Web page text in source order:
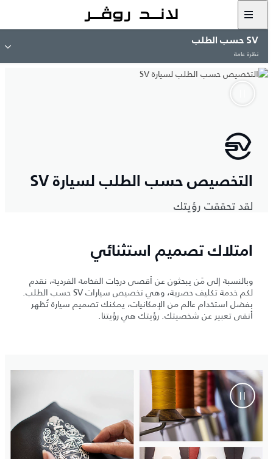
SV حسب الطلب
نظرة عامة
التخصيص حسب الطلب لسيارة SV
لقد تحققت رؤيتك
امتلاك تصميم استثنائي
وبالنسبة إلى مَن يبحثون عن أقصى درجات الفخامة الفردية، نقدم
لكم خدمة تكليف حصرية، وهي تخصيص سيارات SV حسب الطلب.
بفضل استخدام عالم من الإمكانيات، يمكنك تصميم سيارة تُظهر
أنقى تعبير عن شخصيتك. رؤيتك هي رؤيتنا.